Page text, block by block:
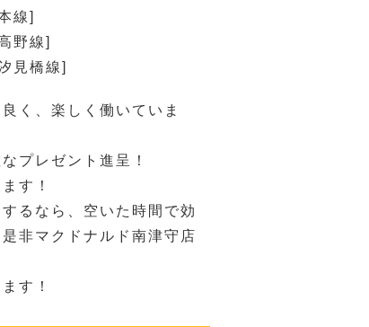
線]
野線]
見橋線]
く、楽しく働いていま
プレゼント進呈！
す！
るなら、空いた時間で効
非マクドナルド南津守店
す！